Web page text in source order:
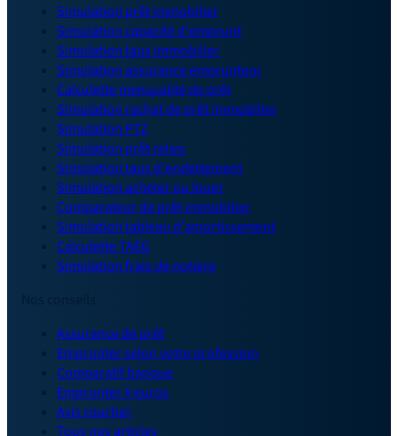
Simulation prêt immobilier
Simulation capacité d'emprunt
Simulation taux immobilier
Simulation assurance emprunteur
Calculette mensualité de prêt
Simulation rachat de prêt immobilier
Simulation PTZ
Simulation prêt relais
Simulation taux d'endettement
Simulation acheter ou louer
Comparateur de prêt immobilier
Simulation tableau d'amortissement
Calculette TAEG
Simulation frais de notaire
Assurance de prêt
Emprunter selon votre profession
Comparatif banque
Emprunter X euros
Avis courtier
Tous nos articles